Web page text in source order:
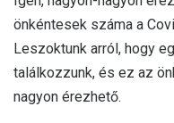
önkéntesek száma a
Leszoktunk arról, hogy
találkozzunk, és ez az
nagyon érezhető.